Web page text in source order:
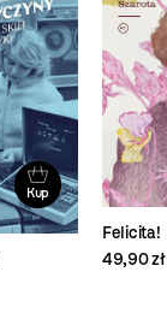
Kup
Felicita!
49,90 zł